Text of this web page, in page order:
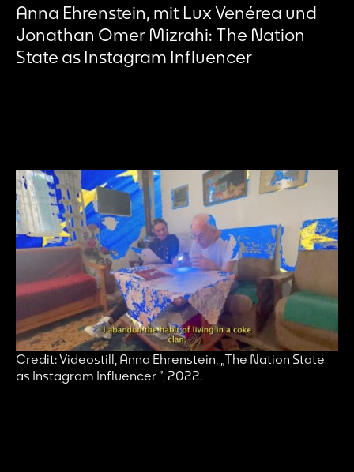
Anna Ehrenstein, mit Lux Venérea und
Jonathan Omer Mizrahi: The Nation
State as Instagram Influencer
Credit: Videostill, Anna Ehrenstein, „The Nation State
as Instagram Influencer”, 2022.